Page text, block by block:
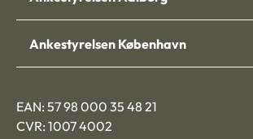
Ankestyrelsen København
EAN: 57 98 000 35 48 21
CVR: 1007 4002